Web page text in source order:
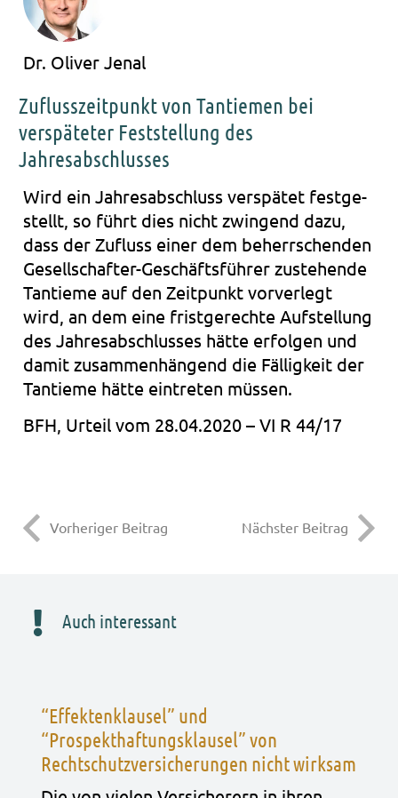
Dr. Oliver Jenal
Zuflusszeitpunkt von Tantiemen bei
verspäteter Feststellung des
Jahresabschlusses
Wird ein Jah­res­ab­schluss ver­spä­tet fest­ge­
stellt, so führt dies nicht zwin­gend dazu,
dass der Zufluss einer dem beherr­schen­den
Gesellschafter-Geschäftsführer zuste­hen­de
Tan­tie­me auf den Zeit­punkt vor­ver­legt
wird, an dem eine frist­ge­rech­te Auf­stel­lung
des Jah­res­ab­schlus­ses hätte erfol­gen und
damit zusam­men­hän­gend die Fäl­lig­keit der
Tan­tie­me hätte ein­tre­ten müs­sen.
BFH, Urteil vom 28.04.2020 – VI R 44/17
Vorheriger Beitrag Nächster Beitrag
Auch interessant
“Effektenklausel” und
“Prospekthaftungsklausel” von
Rechtschutzversicherungen nicht wirksam